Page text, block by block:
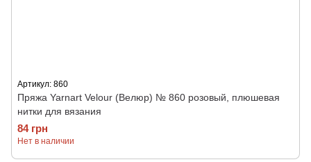
Артикул: 860
Пряжа Yarnart Velour (Велюр) № 860 розовый, плюшевая
нитки для вязания
84 грн
Нет в наличии